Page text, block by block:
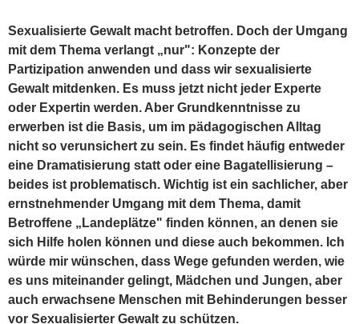
Sexualisierte Gewalt macht betroffen. Doch der Umgang
mit dem Thema verlangt „nur": Konzepte der
Partizipation anwenden und dass wir sexualisierte
Gewalt mitdenken. Es muss jetzt nicht jeder Experte
oder Expertin werden. Aber Grundkenntnisse zu
erwerben ist die Basis, um im pädagogischen Alltag
nicht so verunsichert zu sein. Es findet häufig entweder
eine Dramatisierung statt oder eine Bagatellisierung –
beides ist problematisch. Wichtig ist ein sachlicher, aber
ernstnehmender Umgang mit dem Thema, damit
Betroffene „Landeplätze" finden können, an denen sie
sich Hilfe holen können und diese auch bekommen. Ich
würde mir wünschen, dass Wege gefunden werden, wie
es uns miteinander gelingt, Mädchen und Jungen, aber
auch erwachsene Menschen mit Behinderungen besser
vor Sexualisierter Gewalt zu schützen.